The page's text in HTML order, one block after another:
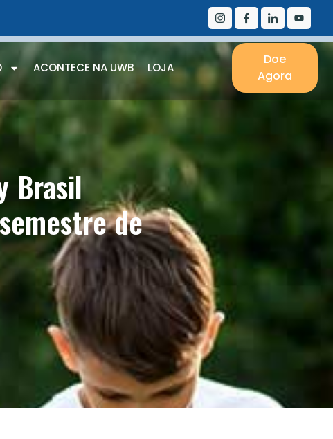
ACONTECE NA UWB LOJA
Doe
Agora
Brasil
de